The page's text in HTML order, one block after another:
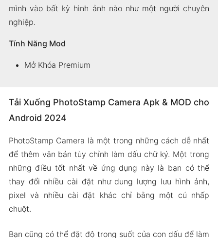
mình vào bất kỳ hình ảnh nào như một người chuyên
nghiệp.
Tính Năng Mod
Mở Khóa Premium
Tải Xuống PhotoStamp Camera Apk & MOD cho
Android 2024
PhotoStamp Camera là một trong những cách dễ nhất
để thêm văn bản tùy chỉnh làm dấu chữ ký. Một trong
những điều tốt nhất về ứng dụng này là bạn có thể
thay đổi nhiều cài đặt như dung lượng lưu hình ảnh,
pixel và nhiều cài đặt khác chỉ bằng một cú nhấp
chuột.
Bạn cũng có thể đặt độ trong suốt của con dấu để làm